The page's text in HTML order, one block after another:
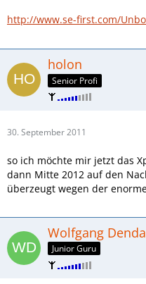
http://www.se-first.com/
holon
Senior Profi
30. September 2011
so ich möchte mir jetzt das
dann Mitte 2012 auf den
überzeugt wegen der
Wolfgang Denda
Junior Guru